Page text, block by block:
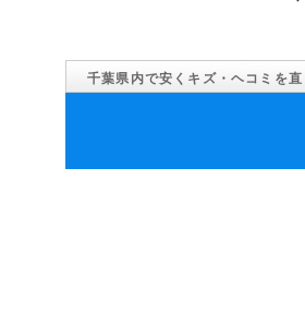
千葉県内で安くキズ・ヘコミを